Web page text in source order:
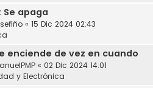
apaga
« 15 Dic 2024 02:43
enciende de vez en cuando
« 02 Dic 2024 14:01
y Electrónica